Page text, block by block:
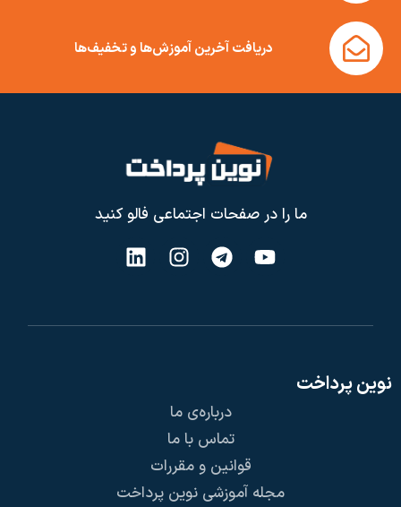
دریافت آخرین آموزش‌ها و تخفیف‌ها
ما را در صفحات اجتماعی فالو کنید
نوین پرداخت
درباره‌ی ما
تماس با ما
قوانین و مقررات
مجله آموزشی نوین پرداخت